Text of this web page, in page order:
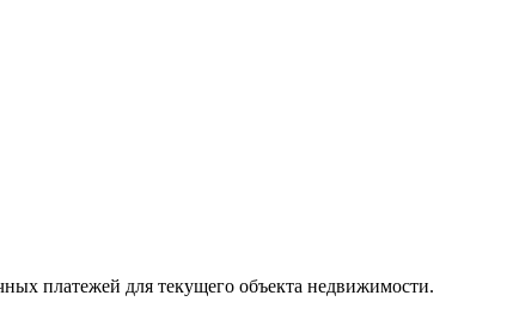
платежей для текущего объекта недвижимости.